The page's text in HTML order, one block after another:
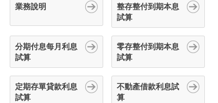
業務說明
整存整付到期本息
試算
分期付息每月利息
試算
零存整付到期本息
試算
定期存單貸款利息
試算
不動產借款利息試
算